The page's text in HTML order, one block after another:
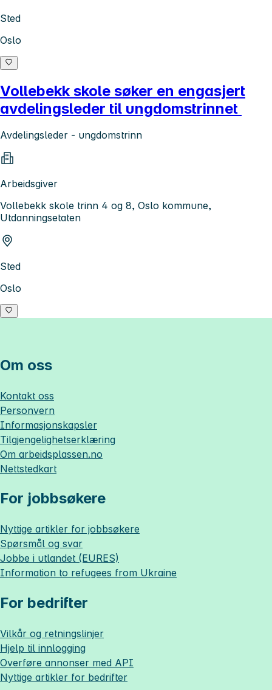
Sted
Oslo
Vollebekk skole søker en engasjert
avdelingsleder til ungdomstrinnet
Avdelingsleder - ungdomstrinn
Arbeidsgiver
Vollebekk skole trinn 4 og 8, Oslo kommune,
Utdanningsetaten
Sted
Oslo
Om oss
Kontakt oss
Personvern
Informasjonskapsler
Tilgjengelighetserklæring
Om arbeidsplassen.no
Nettstedkart
For jobbsøkere
Nyttige artikler for jobbsøkere
Spørsmål og svar
Jobbe i utlandet (EURES)
Information to refugees from Ukraine
For bedrifter
Vilkår og retningslinjer
Hjelp til innlogging
Overføre annonser med API
Nyttige artikler for bedrifter